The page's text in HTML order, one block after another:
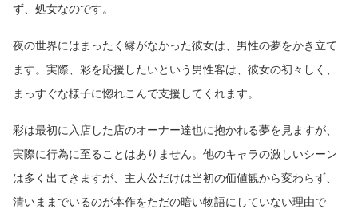
ず、処女なのです。
夜の世界にはまったく縁がなかった彼女は、男性の夢をかき立て
ます。実際、彩を応援したいという男性客は、彼女の初々しく、
まっすぐな様子に惚れこんで支援してくれます。
彩は最初に入店した店のオーナー達也に抱かれる夢を見ますが、
実際に行為に至ることはありません。他のキャラの激しいシーン
は多く出てきますが、主人公だけは当初の価値観から変わらず、
清いままでいるのが本作をただの暗い物語にしていない理由で